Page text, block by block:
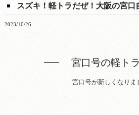
スズキ！軽トラだぜ！大阪の宮口
2023/10/26
宮口号の軽ト
宮口号が新しくなりま